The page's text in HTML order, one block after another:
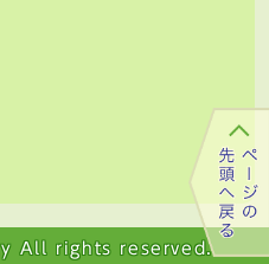
All rights reserved.